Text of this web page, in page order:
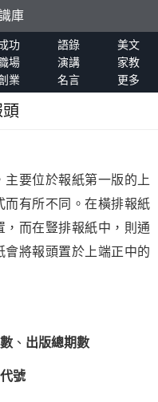
庫
功 語錄
美文
場 演講
家教
業 名言 更多
要位於報紙第一版的上
有所不同。在橫排報紙
而在豎排報紙中，則通
將報頭置於上端正中的
、 出版總期數
號